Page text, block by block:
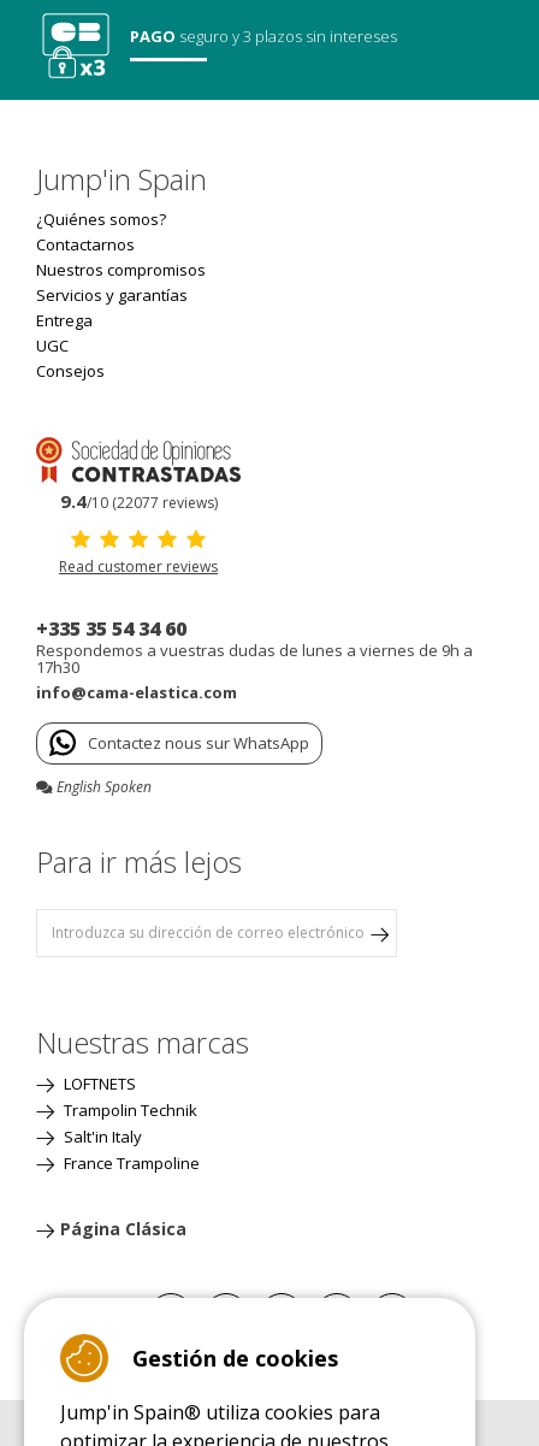
PAGO seguroy 3 plazos sin intereses
Jump'in Spain
¿Quiénes somos?
Contactarnos
Nuestros compromisos
Servicios y garantías
Entrega
UGC
Consejos
9.4/10 (22077 reviews)
Read customer reviews
+335 35 54 34 60
Respondemos a vuestras dudas de lunes a viernes de 9h a
17h30
info@cama-elastica.com
Contactez nous sur WhatsApp
English Spoken
Para ir más lejos
Nuestras marcas
LOFTNETS
Trampolin Technik
Salt'in Italy
France Trampoline
Página Clásica
Gestión de cookies
Jump'in Spain® utiliza cookies para